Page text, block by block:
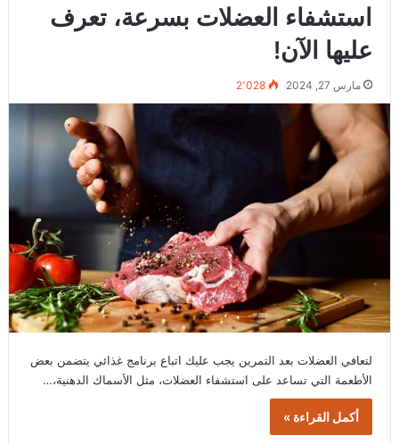
استشفاء العضلات بسرعة، تعرف
عليها الآن!
مارس 27, 2024 2٬028
لتعافي العضلات بعد التمرين يجب عليك اتباع برنامج غذائي يتضمن بعض
الأطعمة التي تساعد على استشفاء العضلات، مثل الأسماك الدهنية،…
أكمل القراءة »